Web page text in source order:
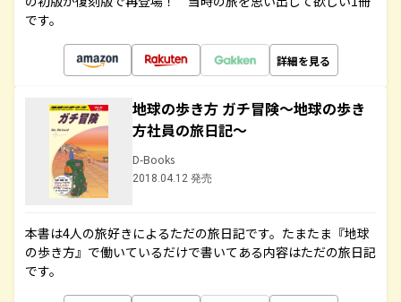
です。
詳細を見る
地球の歩き方 ガチ冒険～地球の歩き
方社員の旅日記～
D-Books
2018.04.12 発売
本書は4人の旅好きによるただの旅日記です。たまたま『地球
の歩き方』で働いているだけで書いてある内容はただの旅日記
です。